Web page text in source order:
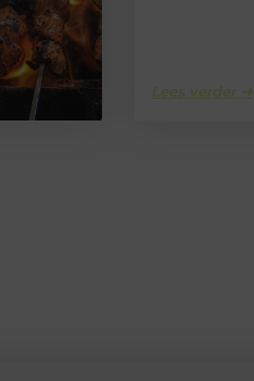
Lees verder ➜